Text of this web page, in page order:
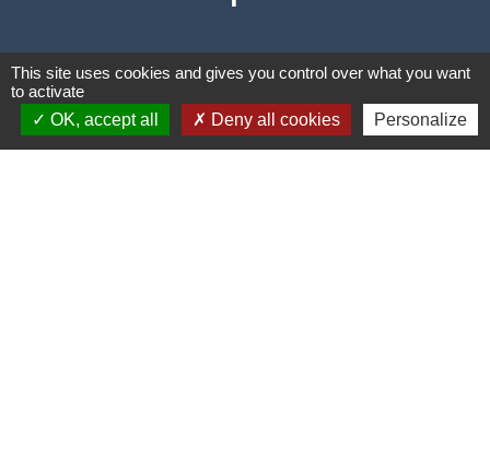
Liens
This site uses cookies and gives you control over what you want
to activate
OK, accept all
Deny all cookies Personalize